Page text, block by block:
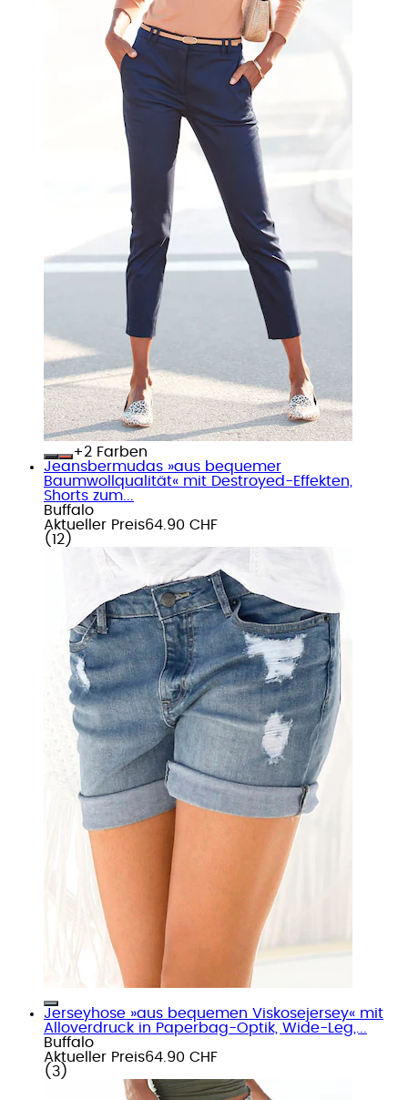
+
Farben
Jeansbermudas »aus bequemer
Baumwollqualität« mit Destroyed-Effekten,
Shorts zum...
Buffalo
Aktueller Preis64.90 CHF
( 12 )
Jerseyhose »aus bequemen Viskosejersey« mit
Alloverdruck in Paperbag-Optik, Wide-Leg,...
Buffalo
Aktueller Preis64.90 CHF
( 3 )